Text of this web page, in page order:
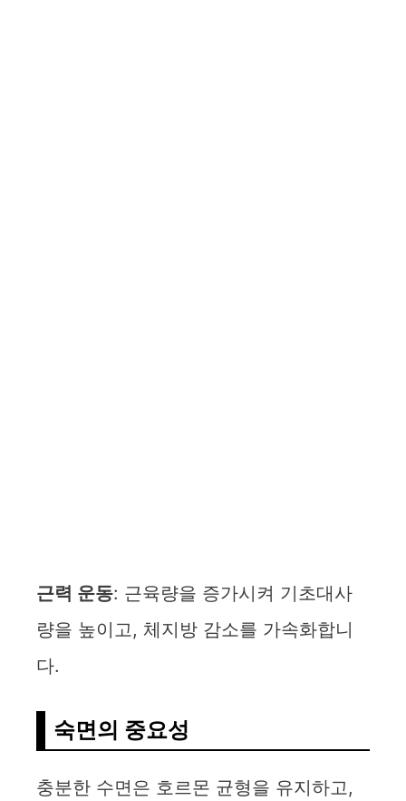
근력 운동: 근육량을 증가시켜 기초대사
량을 높이고, 체지방 감소를 가속화합니
다.
숙면의 중요성
충분한 수면은 호르몬 균형을 유지하고,